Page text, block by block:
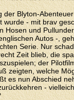
der Blyton-
wurde - mit brav
Hosen und
Autos -,
Serie. Nur
Zeit blieb, die
der
zeigten, welche
es nun Abschied
-